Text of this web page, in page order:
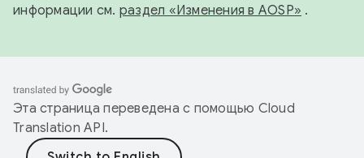
информации см. раздел «Изменения в AOSP» .
Эта страница переведена с помощью Cloud
Translation API.